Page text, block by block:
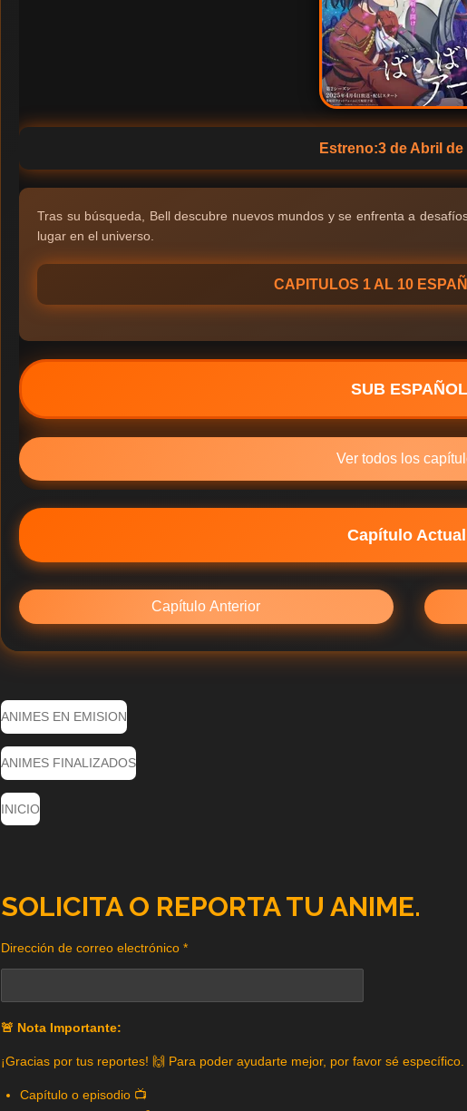
Estreno:3 de Abril de
Tras su búsqueda, Bell descubre nuevos mundos y se enfrenta a
lugar en el universo.
CAPITULOS 1 AL 10
SUB ESPAÑOL
Ver todos los
Capítulo
Capítulo Anterior
ANIMES EN EMISION
ANIMES FINALIZADOS
INICIO
SOLICITA O REPORTA TU ANIME.
Dirección de correo electrónico *
🚨 Nota Importante:
¡Gracias por tus reportes! 🙌 Para poder ayudarte mejor, por favor sé
Capítulo o episodio 📺